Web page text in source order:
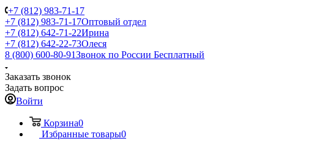
+7 (812) 983-71-17
+7 (812) 983-71-17Оптовый отдел
+7 (812) 642-71-22Ирина
+7 (812) 642-22-73Олеся
8 (800) 600-80-91Звонок по России Бесплатный
Заказать звонок
Задать вопрос
Войти
Корзина0
Избранные товары0